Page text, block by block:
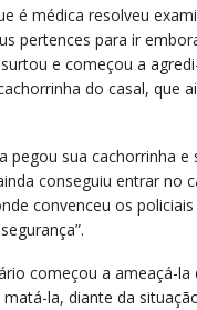
é médica resolveu
pertences para ir
e começou a
do casal, que
pegou sua cachorrinha
conseguiu entrar no
convenceu os
começou a ameaçá-
la, diante da